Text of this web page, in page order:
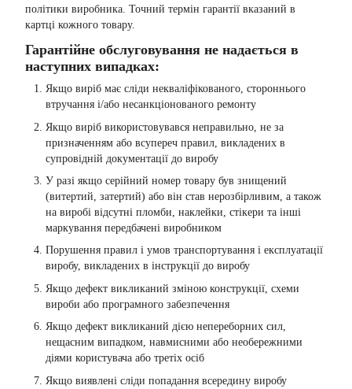
політики виробника. Точний термін гарантії вказаний в
картці кожного товару.
Гарантійне обслуговування не надається в
наступних випадках:
Якщо виріб має сліди некваліфікованого, стороннього
втручання і/або несанкціонованого ремонту
Якщо виріб використовувався неправильно, не за
призначенням або всупереч правил, викладених в
супровідній документації до виробу
У разі якщо серійний номер товару був знищений
(витертий, затертий) або він став нерозбірливим, а також
на виробі відсутні пломби, наклейки, стікери та інші
маркування передбачені виробником
Порушення правил і умов транспортування і експлуатації
виробу, викладених в інструкції до виробу
Якщо дефект викликаний зміною конструкції, схеми
вироби або програмного забезпечення
Якщо дефект викликаний дією непереборних сил,
нещасним випадком, навмисними або необережними
діями користувача або третіх осіб
Якщо виявлені сліди попадання всередину виробу